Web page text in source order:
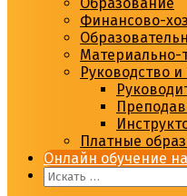
Финансово-
Материально-
Руководство и
Платные
Онлайн обучение